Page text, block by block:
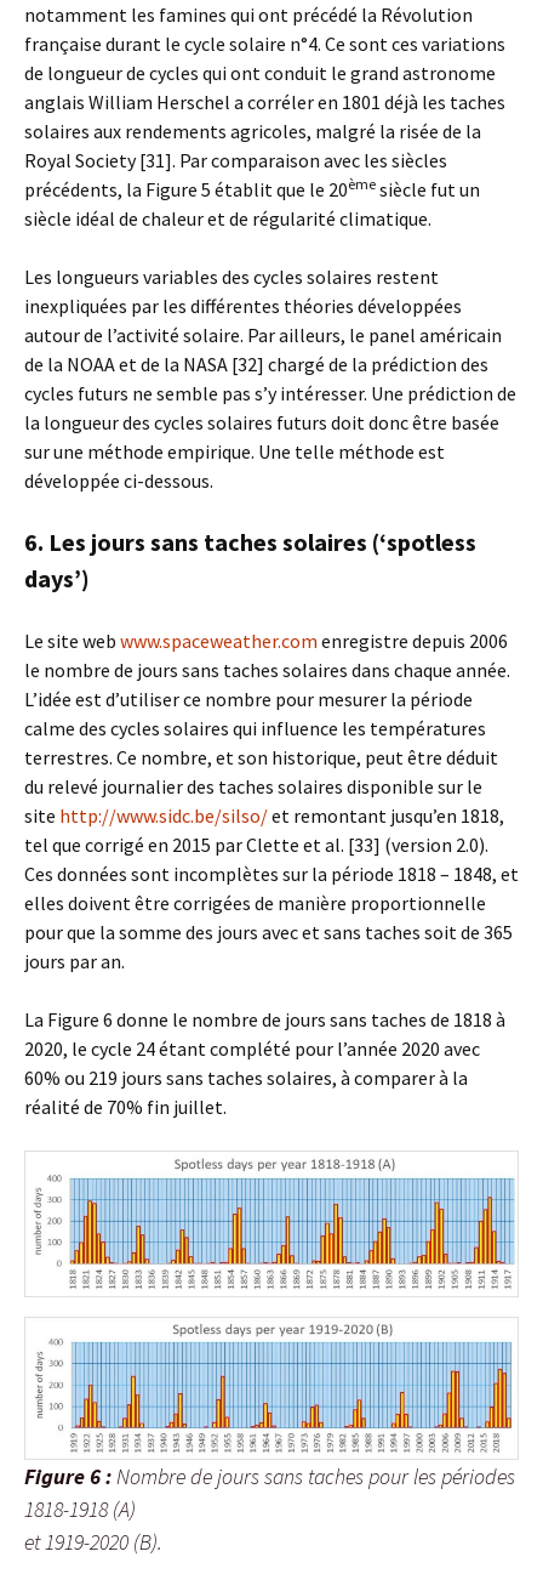
notamment les famines qui ont précédé la Révolution
française durant le cycle solaire n°4. Ce sont ces variations
de longueur de cycles qui ont conduit le grand astronome
anglais William Herschel a corréler en 1801 déjà les taches
solaires aux rendements agricoles, malgré la risée de la
Royal Society [31]. Par comparaison avec les siècles
précédents, la Figure 5 établit que le 20ème siècle fut un
siècle idéal de chaleur et de régularité climatique.
Les longueurs variables des cycles solaires restent
inexpliquées par les différentes théories développées
autour de l’activité solaire. Par ailleurs, le panel américain
de la NOAA et de la NASA [32] chargé de la prédiction des
cycles futurs ne semble pas s’y intéresser. Une prédiction de
la longueur des cycles solaires futurs doit donc être basée
sur une méthode empirique. Une telle méthode est
développée ci-dessous.
6. Les jours sans taches solaires (‘spotless
days’)
Le site web www.spaceweather.com enregistre depuis 2006
le nombre de jours sans taches solaires dans chaque année.
L’idée est d’utiliser ce nombre pour mesurer la période
calme des cycles solaires qui influence les températures
terrestres. Ce nombre, et son historique, peut être déduit
du relevé journalier des taches solaires disponible sur le
site http://www.sidc.be/silso/et remontant jusqu’en 1818,
tel que corrigé en 2015 par Clette et al. [33] (version 2.0).
Ces données sont incomplètes sur la période 1818 – 1848, et
elles doivent être corrigées de manière proportionnelle
pour que la somme des jours avec et sans taches soit de 365
jours par an.
La Figure 6 donne le nombre de jours sans taches de 1818 à
2020, le cycle 24 étant complété pour l’année 2020 avec
60% ou 219 jours sans taches solaires, à comparer à la
réalité de 70% fin juillet.
Figure 6 :Nombre de jours sans taches pour les périodes
1818-1918 (A)
et 1919-2020 (B).